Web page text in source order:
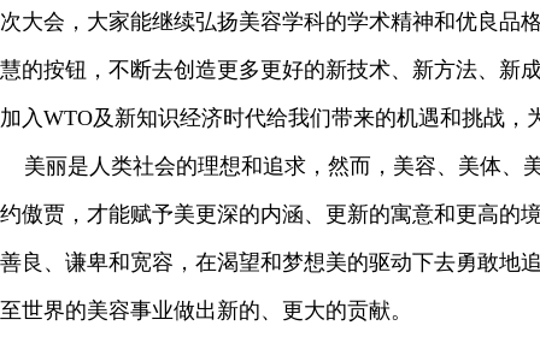
次大会，大家能继续弘扬美容学科的学术精神和优良品
慧的按钮，不断去创造更多更好的新技术、新方法、新
加入WTO及新知识经济时代给我们带来的机遇和挑战
美丽是人类社会的理想和追求，然而，美容、美体、
约傲贾，才能赋予美更深的内涵、更新的寓意和更高的
善良、谦卑和宽容，在渴望和梦想美的驱动下去勇敢地
至世界的美容事业做出新的、更大的贡献。